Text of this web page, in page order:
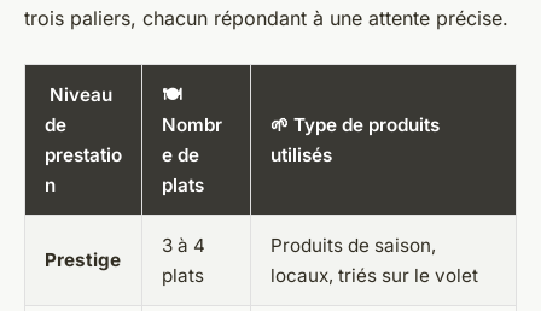
trois paliers, chacun répondant à une attente précise.
️ Niveau
de
prestatio
n
🍽️
Nombr
e de
plats
🌱 Type de produits
utilisés
Prestige
3 à 4
plats
Produits de saison,
locaux, triés sur le volet